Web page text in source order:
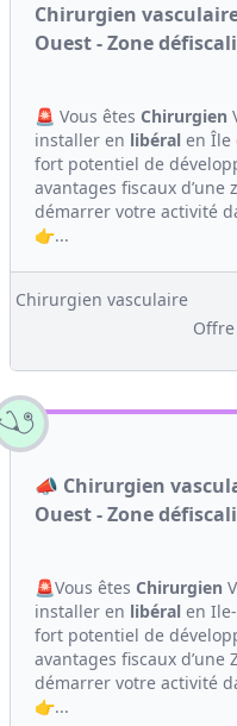
Chirurgien
Ouest - Zone
🚨 Vous êtes Chirurgien
installer en libéral en Île
fort potentiel de
avantages fiscaux d’une
démarrer votre activité
👉...
Chirurgien vasculaire
📣 Chirurgien
Ouest - Zone
🚨Vous êtes Chirurgien
installer en libéral en
fort potentiel de
avantages fiscaux d’une
démarrer votre activité
👉...